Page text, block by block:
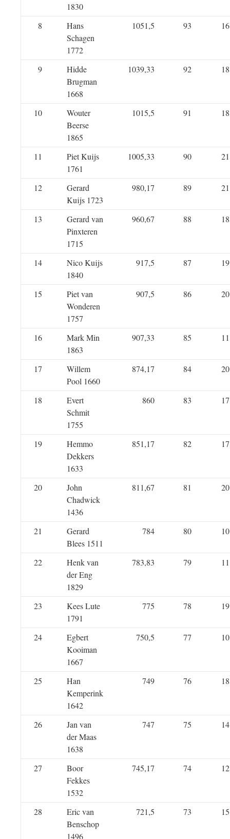
1830
8
Hans
Schagen
1772
1051,5 93 16
9
Hidde
Brugman
1668
1039,33 92 18
10
Wouter
Beerse
1865
1015,5 91 18
11
Piet Kuijs
1761
1005,33 90 21
12
Gerard
Kuijs 1723
980,17 89 21
13
Gerard van
Pinxteren
1715
960,67 88 18
14
Nico Kuijs
1840
917,5 87 19
15
Piet van
Wonderen
1757
907,5 86 20
16
Mark Min
1863
907,33 85 11
17
Willem
Pool 1660
874,17 84 20
18
Evert
Schmit
1755
860 83 17
19
Hemmo
Dekkers
1633
851,17 82 17
20
John
Chadwick
1436
811,67 81 20
21
Gerard
Blees 1511
784 80 10
22
Henk van
der Eng
1829
783,83 79 11
23
Kees Lute
1791
775 78 19
24
Egbert
Kooiman
1667
750,5 77 10
25
Han
Kemperink
1642
749 76 18
26
Jan van
der Maas
1638
747 75 14
27
Boor
Fekkes
1532
745,17 74 12
28
Eric van
Benschop
1496
721,5 73 15